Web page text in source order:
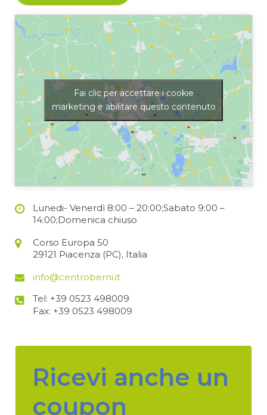
Fai clic per accettare i cookie
marketing e abilitare questo contenuto
Lunedi- Venerdì 8:00 – 20:00;Sabato 9:00 –
14:00;Domenica chiuso
Corso Europa 50
29121 Piacenza (PC), Italia
info@centroberni.it
Tel: +39 0523 498009
Fax: +39 0523 498009
Ricevi anche un
coupon